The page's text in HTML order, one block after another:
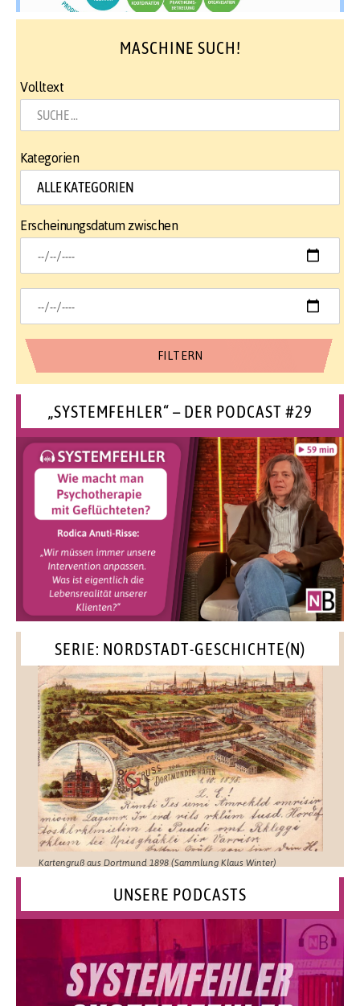
MASCHINE SUCH!
Volltext
Kategorien
Erscheinungsdatum zwischen
„SYSTEMFEHLER“ – DER PODCAST #29
SERIE: NORDSTADT-GESCHICHTE(N)
Kartengruß aus Dortmund 1898 (Sammlung Klaus Winter)
UNSERE PODCASTS